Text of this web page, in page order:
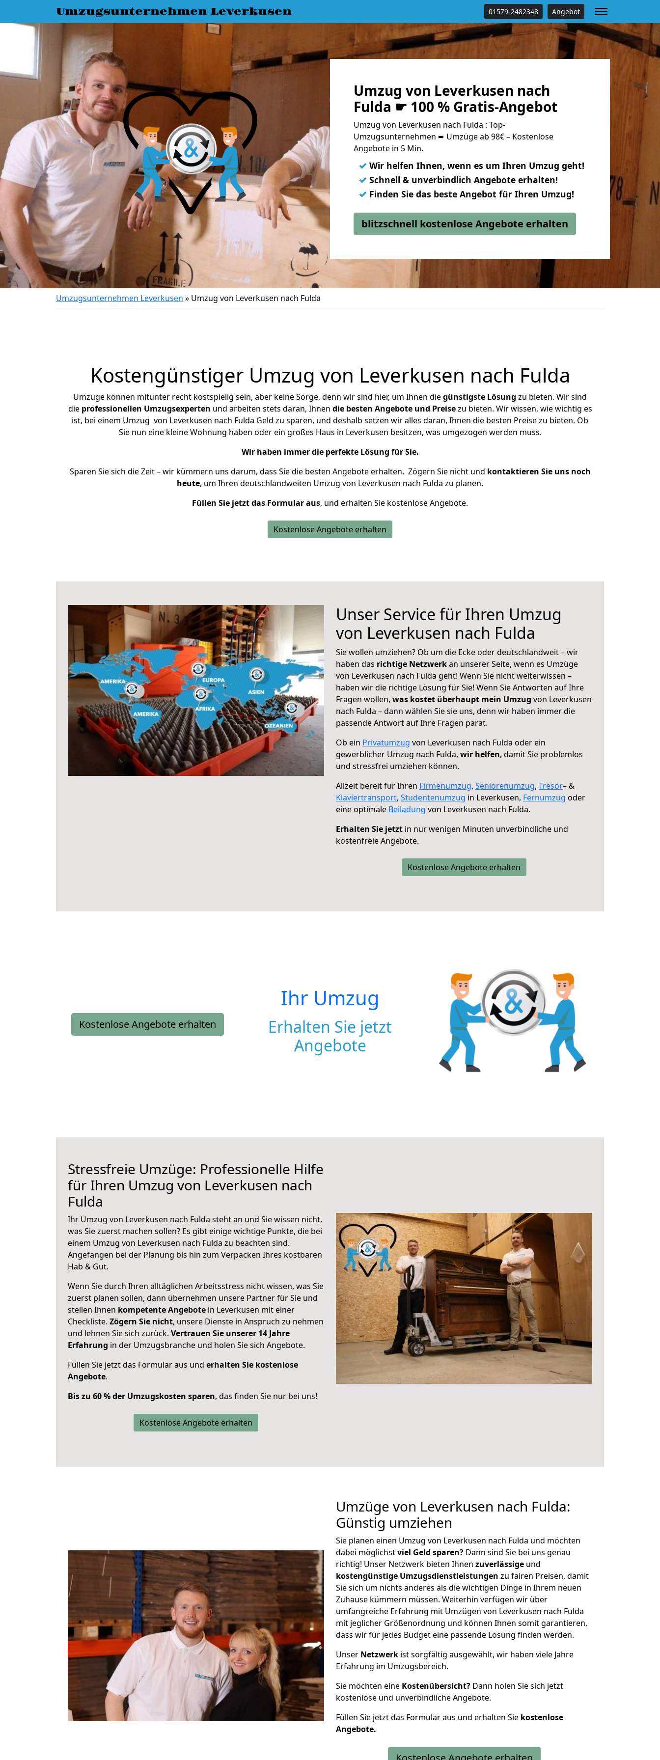
Umzugsunternehmen Leverkusen 01579-2482348 Angebot
Umzug von Leverkusen nach
Fulda ☛ 100 % Gratis-Angebot
Umzug von Leverkusen nach Fulda : Top-
Umzugsunternehmen ➨ Umzüge ab 98€ – Kostenlose
Angebote in 5 Min.
✓ Wir helfen Ihnen, wenn es um Ihren Umzug geht!
✓ Schnell & unverbindlich Angebote erhalten!
✓ Finden Sie das beste Angebot für Ihren Umzug!
blitzschnell kostenlose Angebote erhalten
Umzugsunternehmen Leverkusen » Umzug von Leverkusen nach Fulda
Kostengünstiger Umzug von Leverkusen nach Fulda
Umzüge können mitunter recht kostspielig sein, aber keine Sorge, denn wir sind hier, um Ihnen diegünstigste Lösung zu bieten. Wir sind
die professionellen Umzugsexperten und arbeiten stets daran, Ihnen die besten Angebote und Preisezu bieten. Wir wissen, wie wichtig es
ist, bei einem Umzug von Leverkusen nach Fulda Geld zu sparen, und deshalb setzen wir alles daran, Ihnen die besten Preise zu bieten. Ob
Sie nun eine kleine Wohnung haben oder ein großes Haus in Leverkusen besitzen, was umgezogen werden muss.
Wir haben immer die perfekte Lösung für Sie.
Sparen Sie sich die Zeit – wir kümmern uns darum, dass Sie die besten Angebote erhalten. Zögern Sie nicht und kontaktieren Sie uns noch
heute, um Ihren deutschlandweiten Umzug von Leverkusen nach Fulda zu planen.
Füllen Sie jetzt das Formular aus, und erhalten Sie kostenlose Angebote.
Kostenlose Angebote erhalten
Unser Service für Ihren Umzug
von Leverkusen nach Fulda
Sie wollen umziehen? Ob um die Ecke oder deutschlandweit – wir
haben das richtige Netzwerkan unserer Seite, wenn es Umzüge
von Leverkusen nach Fulda geht! Wenn Sie nicht weiterwissen –
haben wir die richtige Lösung für Sie! Wenn Sie Antworten auf Ihre
Fragen wollen, was kostet überhaupt mein Umzug von Leverkusen
nach Fulda – dann wählen Sie sie uns, denn wir haben immer die
passende Antwort auf Ihre Fragen parat.
Ob ein Privatumzug von Leverkusen nach Fulda oder ein
gewerblicher Umzug nach Fulda, wir helfen, damit Sie problemlos
und stressfrei umziehen können.
Allzeit bereit für Ihren Firmenumzug, Seniorenumzug, Tresor– &
Klaviertransport, Studentenumzug in Leverkusen, Fernumzug oder
eine optimale Beiladung von Leverkusen nach Fulda.
Erhalten Sie jetzt in nur wenigen Minuten unverbindliche und
kostenfreie Angebote.
Kostenlose Angebote erhalten
Kostenlose Angebote erhalten
Ihr Umzug
Erhalten Sie jetzt
Angebote
Stressfreie Umzüge: Professionelle Hilfe
für Ihren Umzug von Leverkusen nach
Fulda
Ihr Umzug von Leverkusen nach Fulda steht an und Sie wissen nicht,
was Sie zuerst machen sollen? Es gibt einige wichtige Punkte, die bei
einem Umzug von Leverkusen nach Fulda zu beachten sind.
Angefangen bei der Planung bis hin zum Verpacken Ihres kostbaren
Hab & Gut.
Wenn Sie durch Ihren alltäglichen Arbeitsstress nicht wissen, was Sie
zuerst planen sollen, dann übernehmen unsere Partner für Sie und
stellen Ihnen kompetente Angebote in Leverkusen mit einer
Checkliste. Zögern Sie nicht, unsere Dienste in Anspruch zu nehmen
und lehnen Sie sich zurück. Vertrauen Sie unserer 14 Jahre
Erfahrung in der Umzugsbranche und holen Sie sich Angebote.
Füllen Sie jetzt das Formular aus und erhalten Sie kostenlose
Angebote.
Bis zu 60 % der Umzugskosten sparen, das finden Sie nur bei uns!
Kostenlose Angebote erhalten
Umzüge von Leverkusen nach Fulda:
Günstig umziehen
Sie planen einen Umzug von Leverkusen nach Fulda und möchten
dabei möglichstviel Geld sparen? Dann sind Sie bei uns genau
richtig! Unser Netzwerk bieten Ihnen zuverlässige und
kostengünstige Umzugsdienstleistungen zu fairen Preisen, damit
Sie sich um nichts anderes als die wichtigen Dinge in Ihrem neuen
Zuhause kümmern müssen. Weiterhin verfügen wir über
umfangreiche Erfahrung mit Umzügen von Leverkusen nach Fulda
mit jeglicher Größenordnung und können Ihnen somit garantieren,
dass wir für jedes Budget eine passende Lösung finden werden.
Unser Netzwerk ist sorgfältig ausgewählt, wir haben viele Jahre
Erfahrung im Umzugsbereich.
Sie möchten eine Kostenübersicht? Dann holen Sie sich jetzt
kostenlose und unverbindliche Angebote.
Füllen Sie jetzt das Formular aus und erhalten Sie kostenlose
Angebote.